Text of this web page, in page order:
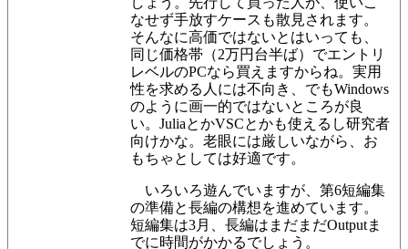
なせず手放すケースも散見されます。
そんなに高価ではないとはいっても、
同じ価格帯（2万円台半ば）でエントリ
レベルのPCなら買えますからね。実用
性を求める人には不向き、でもWindows
のように画一的ではないところが良
い。JuliaとかVSCとかも使えるし研究者
向けかな。老眼には厳しいながら、お
もちゃとしては好適です。
いろいろ遊んでいますが、第6短編集
の準備と長編の構想を進めています。
短編集は3月、長編はまだまだOutputま
でに時間がかかるでしょう。